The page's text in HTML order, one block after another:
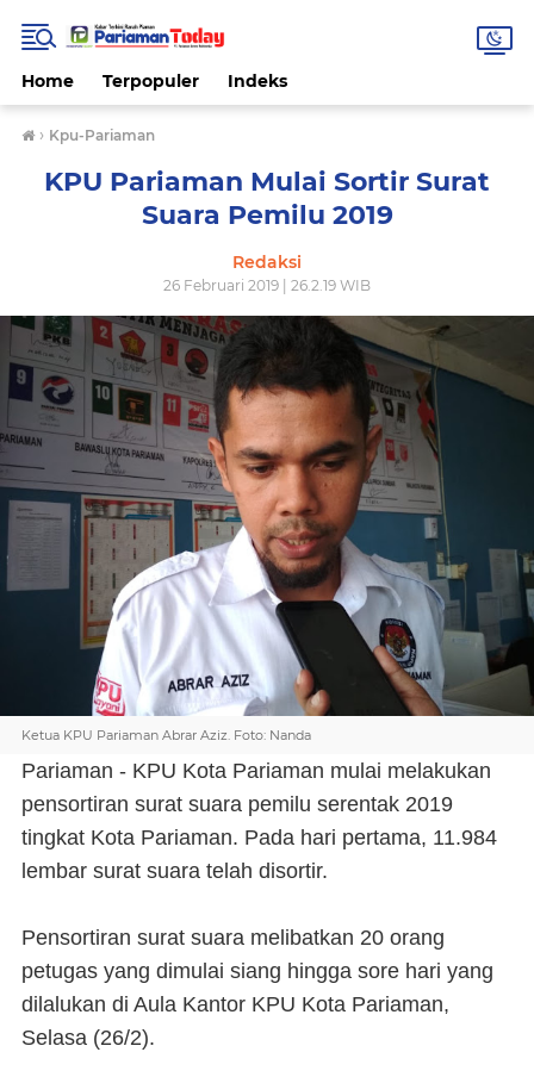
Home Terpopuler Indeks
› Kpu-Pariaman
KPU Pariaman Mulai Sortir Surat
Suara Pemilu 2019
Redaksi
26 Februari 2019 | 26.2.19 WIB
Ketua KPU Pariaman Abrar Aziz. Foto: Nanda
Pariaman - KPU Kota Pariaman mulai melakukan
pensortiran surat suara pemilu serentak 2019
tingkat Kota Pariaman. Pada hari pertama, 11.984
lembar surat suara telah disortir.
Pensortiran surat suara melibatkan 20 orang
petugas yang dimulai siang hingga sore hari yang
dilalukan di Aula Kantor KPU Kota Pariaman,
Selasa (26/2).